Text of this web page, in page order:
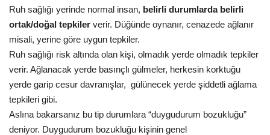
Ruh sağlığı yerinde normal insan, belirli durumlarda belirli
ortak/doğal tepkiler verir. Düğünde oynanır, cenazede ağlanır
misali, yerine göre uygun tepkiler.
Ruh sağlığı risk altında olan kişi, olmadık yerde olmadık tepkiler
verir. Ağlanacak yerde basınçlı gülmeler, herkesin korktuğu
yerde garip cesur davranışlar, gülünecek yerde şiddetli ağlama
tepkileri gibi.
Aslına bakarsanız bu tip durumlara “duygudurum bozukluğu”
deniyor. Duygudurum bozukluğu kişinin genel